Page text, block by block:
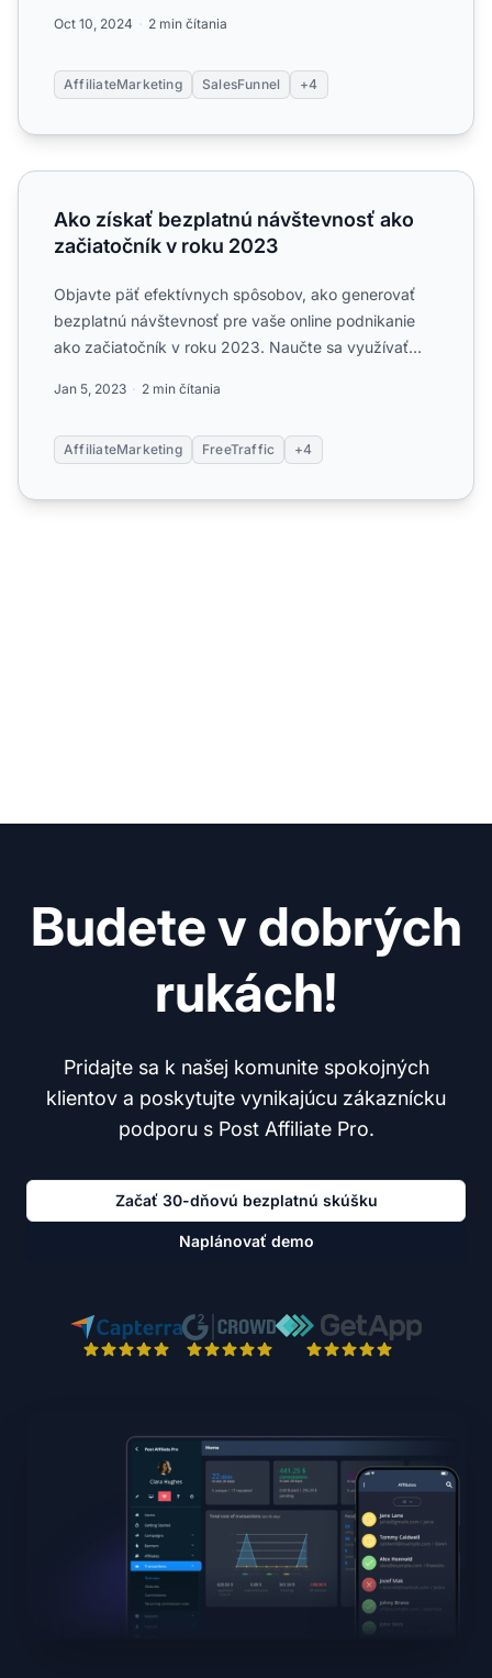
Oct 10, 2024 2 min čítania
AffiliateMarketing SalesFunnel +4
Ako získať bezplatnú návštevnosť ako začiatočník v roku
Ako získať bezplatnú návštevnosť ako
začiatočník v roku 2023
Objavte päť efektívnych spôsobov, ako generovať
bezplatnú návštevnosť pre vaše online podnikanie
ako začiatočník v roku 2023. Naučte sa využívať
Jan 5, 2023 2 min čítania
AffiliateMarketing FreeTraffic +4
Budete v dobrých
rukách!
Pridajte sa k našej komunite spokojných
klientov a poskytujte vynikajúcu zákaznícku
podporu s Post Affiliate Pro.
Začať 30-dňovú bezplatnú skúšku
Naplánovať demo